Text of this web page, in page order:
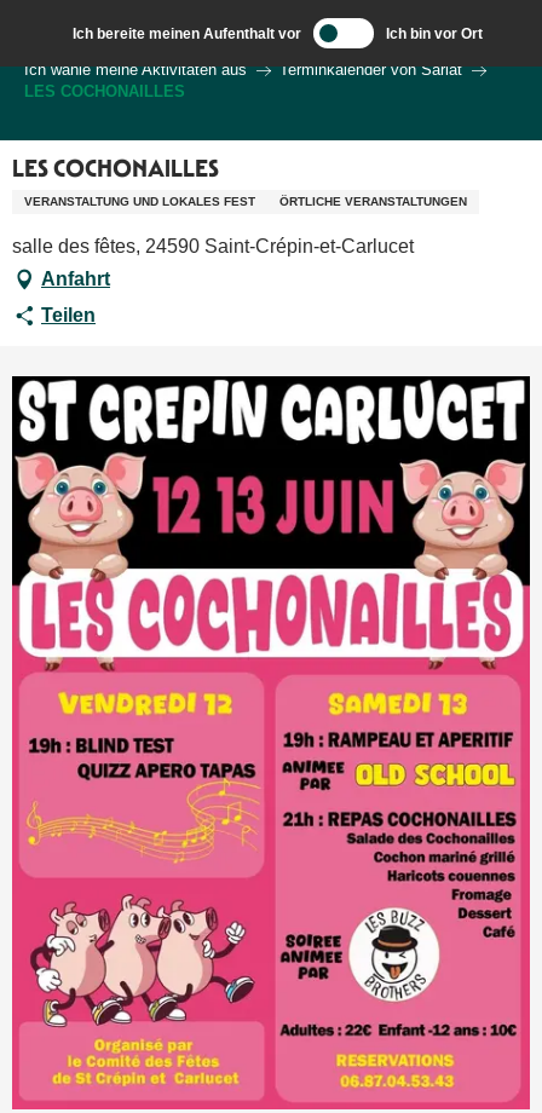
contenu
principal
Ich bereite meinen Aufenthalt vor Ich bin vor Ort
Ich wähle meine Aktivitäten aus
Terminkalender von Sarlat
LES COCHONAILLES
LES COCHONAILLES
VERANSTALTUNG UND LOKALES FEST ÖRTLICHE VERANSTALTUNGEN
salle des fêtes, 24590 Saint-Crépin-et-Carlucet
Anfahrt
Teilen